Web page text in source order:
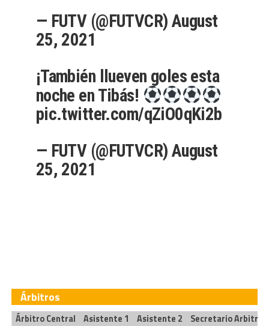
— FUTV (@FUTVCR) August
25, 2021
¡También llueven goles esta
noche en Tibás!
pic.twitter.com/qZiO0qKi2b
— FUTV (@FUTVCR) August
25, 2021
Árbitros
Árbitro Central Asistente 1 Asistente 2
Secretario Arbitral